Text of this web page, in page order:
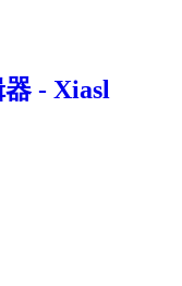
- Xiasl